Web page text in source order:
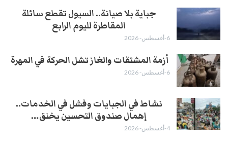
جباية بلا صيانة.. السيول تقطع سائلة
المقاطرة لليوم الرابع
6-أغسطس- 2026
أزمة المشتقات والغاز تشل الحركة في المهرة ​
6-أغسطس- 2026
نشاط في الجبايات وفشل في الخدمات..
إهمال صندوق التحسين يخنق…
4-أغسطس- 2026